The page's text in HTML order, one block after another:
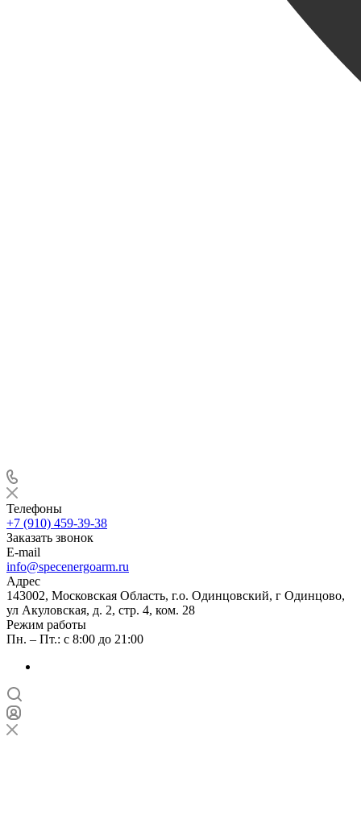
Телефоны
+7 (910) 459-39-38
Заказать звонок
E-mail
info@specenergoarm.ru
Адрес
143002, Московская Область, г.о. Одинцовский, г Одинцово,
ул Акуловская, д. 2, стр. 4, ком. 28
Режим работы
Пн. – Пт.: с 8:00 до 21:00